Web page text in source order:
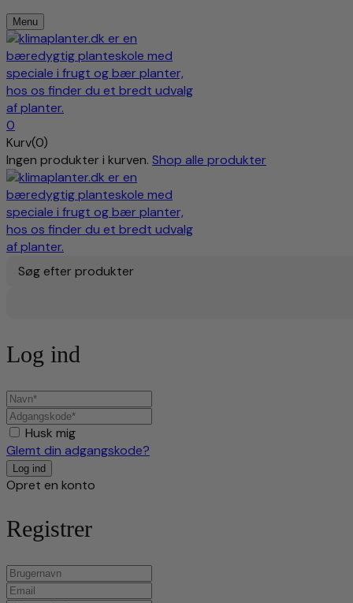
Menu
0
Kurv(0)
Ingen produkter i kurven. Shop alle produkter
Søg efter produkter
Log ind
Husk mig
Glemt din adgangskode?
Opret en konto
Registrer